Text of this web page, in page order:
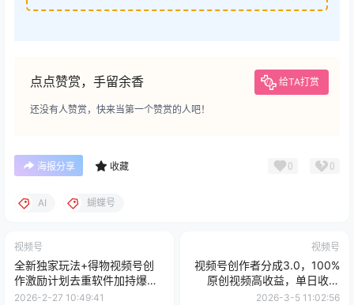
点点赞赏，手留余香 给TA打赏
还没有人赞赏，快来当第一个赞赏的人吧！
海报分享 收藏 0 0
AI 蝴蝶号
视频号
全新独家玩法+得物视频号创
作激励计划去重软件加持爆款
视频，矩阵玩法月入10w+
2026-2-27 10:49:41
视频号
视频号创作者分成3.0，100%
原创视频高收益，单日收益
3000+
2026-3-5 11:02:56